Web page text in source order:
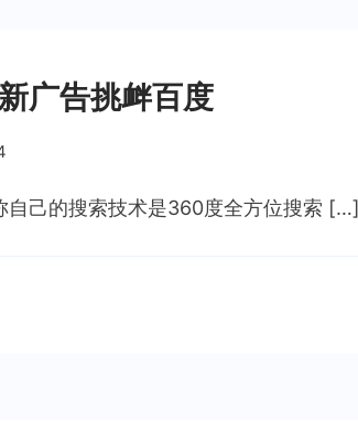
广告挑衅百度
自己的搜索技术是360度全方位搜索 […]